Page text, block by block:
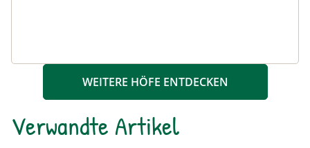
WEITERE HÖFE ENTDECKEN
Verwandte Artikel